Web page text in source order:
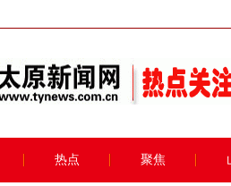
热点 聚焦